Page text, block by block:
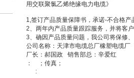
用交联聚氯乙烯绝缘电力电缆》
1,签订产品质量保障书，承诺-不合格产
2、两年内产品质量跟踪服务，并将客
3、确因产品质量问题，我公司将保修
公司名称：天津市电缆总厂橡塑电缆
厂长：郝国政
销售部总：辛爱红
：
；传真；
: